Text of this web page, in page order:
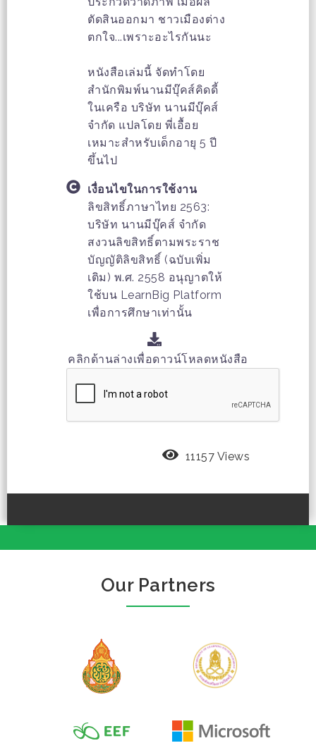
ตัดสินออกมา ชาวเมืองต่าง
ตกใจ...เพราะอะไรกันนะ
หนังสือเล่มนี้ จัดทำโดย
สำนักพิมพ์นานมีบุ๊คส์คิดดี้
ในเครือ บริษัท นานมีบุ๊คส์
จำกัด แปลโดย พี่เอื้อย
เหมาะสำหรับเด็กอายุ 5 ปี
ขึ้นไป
เงื่อนไขในการใช้งาน
ลิขสิทธิ์ภาษาไทย 2563:
บริษัท นานมีบุ๊คส์ จำกัด
สงวนลิขสิทธิ์ตามพระราช
บัญญัติลิขสิทธิ์ (ฉบับเพิ่ม
เติม) พ.ศ. 2558 อนุญาตให้
ใช้บน LearnBig Platform
เพื่อการศึกษาเท่านั้น
คลิกด้านล่างเพื่อดาวน์โหลดหนังสือ
11157 Views
Our Partners